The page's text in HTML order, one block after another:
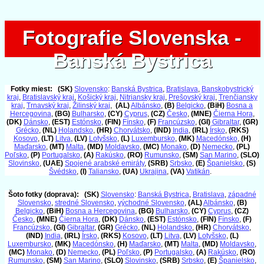
Fotografie Slovenska -
Banská Bystrica
Fotografie Slovenska -
Banská Bystrica
Fotky miest: (SK) Slovensko: Banská Bystrica, Bratislava, Banskobystrický
kraj, Bratislavský kraj, Košický kraj, Nitriansky kraj, Prešovský kraj, Trenčiansky
kraj, Trnavský kraj, Žilinský kraj, (AL)Albánsko, (B) Belgicko, (BiH) Bosna a
Hercegovina, (BG) Bulharsko, (CY) Cyprus, (CZ) Česko, (MNE) Čierna Hora,
(DK) Dánsko, (EST) Estónsko, (FIN) Fínsko, (F) Francúzsko, (GI) Gibraltar, (GR)
Grécko, (NL) Holandsko, (HR) Chorvátsko, (IND) India, (IRL) Írsko, (RKS)
Kosovo, (LT) Litva, (LV) Lotyšsko, (L) Luxembursko, (MK) Macedónsko, (H)
Maďarsko, (MT) Malta, (MD) Moldavsko, (MC) Monako, (D) Nemecko, (PL)
Poľsko, (P) Portugalsko, (A) Rakúsko, (RO) Rumunsko, (SM) San Marino, (SLO)
Slovinsko, (UAE) Spojené arabské emiráty, (SRB) Srbsko, (E) Španielsko, (S)
Švédsko, (I) Taliansko, (UA) Ukrajina, (VA) Vatikán.
Šoto fotky (doprava): (SK) Slovensko: Banská Bystrica, Bratislava, západné
Slovensko, stredné Slovensko, východné Slovensko, (AL)Albánsko, (B)
Belgicko, (BiH) Bosna a Hercegovina, (BG) Bulharsko, (CY) Cyprus, (CZ)
Česko, (MNE) Čierna Hora, (DK) Dánsko, (EST) Estónsko, (FIN) Fínsko, (F)
Francúzsko, (GI) Gibraltar, (GR) Grécko, (NL) Holandsko, (HR) Chorvátsko,
(IND) India, (IRL) Írsko, (RKS) Kosovo, (LT) Litva, (LV) Lotyšsko, (L)
Luxembursko, (MK) Macedónsko, (H) Maďarsko, (MT) Malta, (MD) Moldavsko,
(MC) Monako, (D) Nemecko, (PL) Poľsko, (P) Portugalsko, (A) Rakúsko, (RO)
Rumunsko, (SM) San Marino, (SLO) Slovinsko, (SRB) Srbsko, (E) Španielsko,